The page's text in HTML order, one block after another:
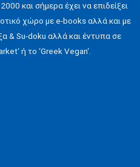
και σήμερα έχει να επιδείξει
χώρο με e-books αλλά και με
& Su-doku αλλά και έντυπα σε
ή το ‘Greek Vegan‘.